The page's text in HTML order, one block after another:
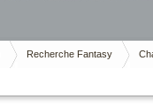
Recherche Fantasy